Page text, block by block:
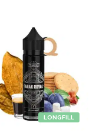
LONGFILL